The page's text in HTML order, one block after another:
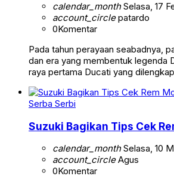
calendar_monthSelasa, 17
account_circlepatardo
0Komentar
Pada tahun perayaan seabadnya,
dan era yang membentuk legenda
raya pertama Ducati yang
Serba Serbi
Suzuki Bagikan Tips Cek
calendar_monthSelasa, 10
account_circleAgus
0Komentar